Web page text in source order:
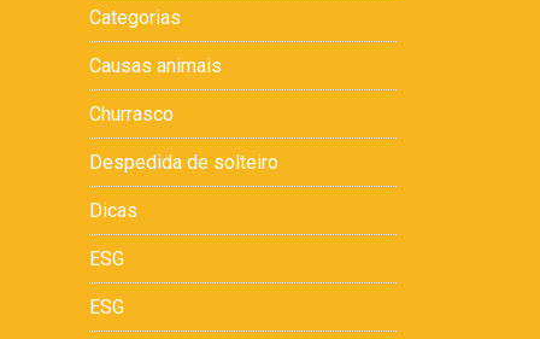
Categorias
Causas animais
Churrasco
Despedida de solteiro
Dicas
ESG
ESG